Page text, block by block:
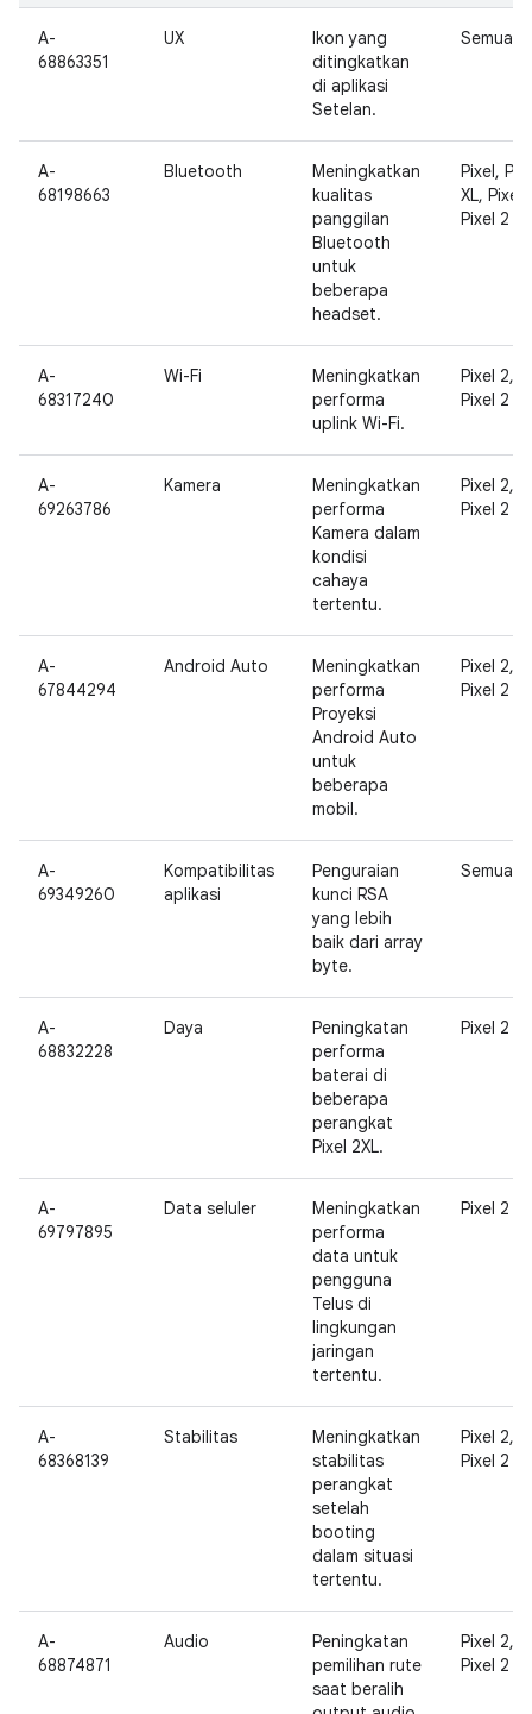
A-
68863351
UX
Ikon yang
ditingkatkan
di aplikasi
Setelan.
Semua
A-
68198663
Bluetooth
Meningkatkan
kualitas
panggilan
Bluetooth
untuk
beberapa
headset.
Pixel,
XL, Pixel
Pixel 2 XL
A-
68317240
Wi-Fi
Meningkatkan
performa
uplink Wi-Fi.
Pixel 2,
Pixel 2 XL
A-
69263786
Kamera
Meningkatkan
performa
Kamera dalam
kondisi
cahaya
tertentu.
Pixel 2,
Pixel 2 XL
A-
67844294
Android Auto
Meningkatkan
performa
Proyeksi
Android Auto
untuk
beberapa
mobil.
Pixel 2,
Pixel 2 XL
A-
69349260
Kompatibilitas
aplikasi
Penguraian
kunci RSA
yang lebih
baik dari array
byte.
Semua
A-
68832228
Daya
Peningkatan
performa
baterai di
beberapa
perangkat
Pixel 2XL.
Pixel 2 XL
A-
69797895
Data seluler
Meningkatkan
performa
data untuk
pengguna
Telus di
lingkungan
jaringan
tertentu.
Pixel 2
A-
68368139
Stabilitas
Meningkatkan
stabilitas
perangkat
setelah
booting
dalam situasi
tertentu.
Pixel 2,
Pixel 2 XL
A-
68874871
Audio
Peningkatan
pemilihan rute
saat beralih
Pixel 2,
Pixel 2 XL